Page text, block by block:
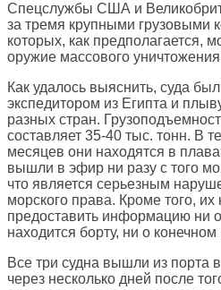
Спецслужбы США и
за тремя крупными грузовыми
которых, как предполагается,
оружие массового
Как удалось выяснить, суда
экспедитором из Египта и
разных стран.
составляет 35-40 тыс. тонн. В
месяцев они находятся в
вышли в эфир ни разу с того
что является серьезным
морского права. Кроме того,
предоставить информацию ни о
находится борту, ни о
Все три судна вышли из порта
через несколько дней после